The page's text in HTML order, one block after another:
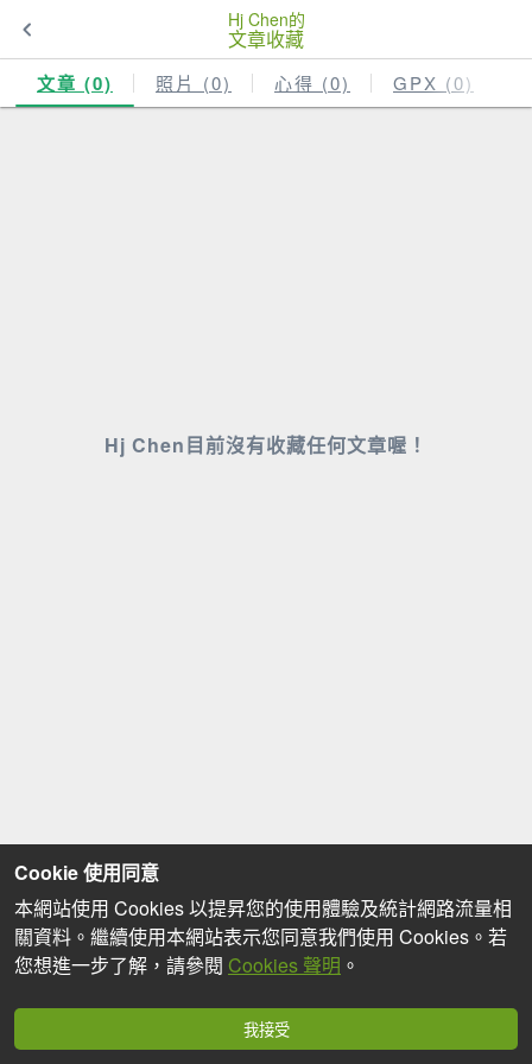
Hj Chen的
文章收藏
文章 (0) 照片 (0) 心得 (0) GPX (0)
Hj Chen目前沒有收藏任何文章喔！
Cookie 使用同意
本網站使用 Cookies 以提昇您的使用體驗及統計網路流量相
關資料。繼續使用本網站表示您同意我們使用 Cookies。若
您想進一步了解，請參閱 Cookies 聲明 。
我接受